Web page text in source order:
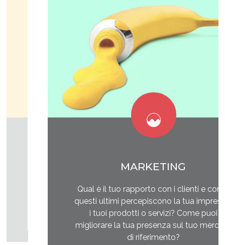
MARKETING
Qual è il tuo rapporto con i clienti e come
questi ultimi percepiscono la tua impresa e
i tuoi prodotti o servizi? Come puoi
migliorare la tua presenza sul tuo mercato
di riferimento?